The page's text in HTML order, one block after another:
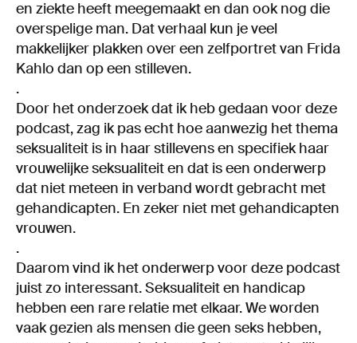
en ziekte heeft meegemaakt en dan ook nog die
overspelige man. Dat verhaal kun je veel
makkelijker plakken over een zelfportret van Frida
Kahlo dan op een stilleven.
.
Door het onderzoek dat ik heb gedaan voor deze
podcast, zag ik pas echt hoe aanwezig het thema
seksualiteit is in haar stillevens en specifiek haar
vrouwelijke seksualiteit en dat is een onderwerp
dat niet meteen in verband wordt gebracht met
gehandicapten. En zeker niet met gehandicapten
vrouwen.
.
Daarom vind ik het onderwerp voor deze podcast
juist zo interessant. Seksualiteit en handicap
hebben een rare relatie met elkaar. We worden
vaak gezien als mensen die geen seks hebben,